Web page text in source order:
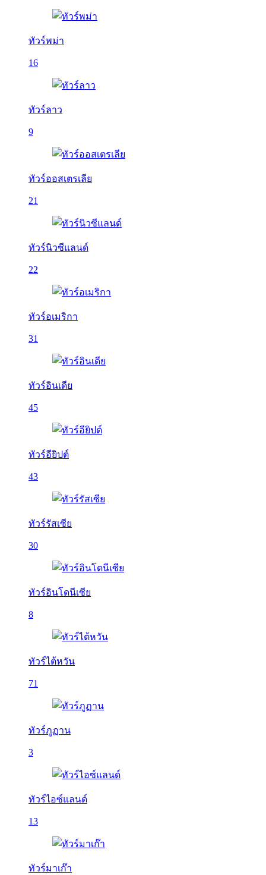
ทัวร์พม่า
16
ทัวร์ลาว
9
ทัวร์ออสเตรเลีย
21
ทัวร์นิวซีแลนด์
22
ทัวร์อเมริกา
31
ทัวร์อินเดีย
45
ทัวร์อียิปต์
43
ทัวร์รัสเซีย
30
ทัวร์อินโดนีเซีย
8
ทัวร์ไต้หวัน
71
ทัวร์ภูฏาน
3
ทัวร์ไอซ์แลนด์
13
ทัวร์มาเก๊า